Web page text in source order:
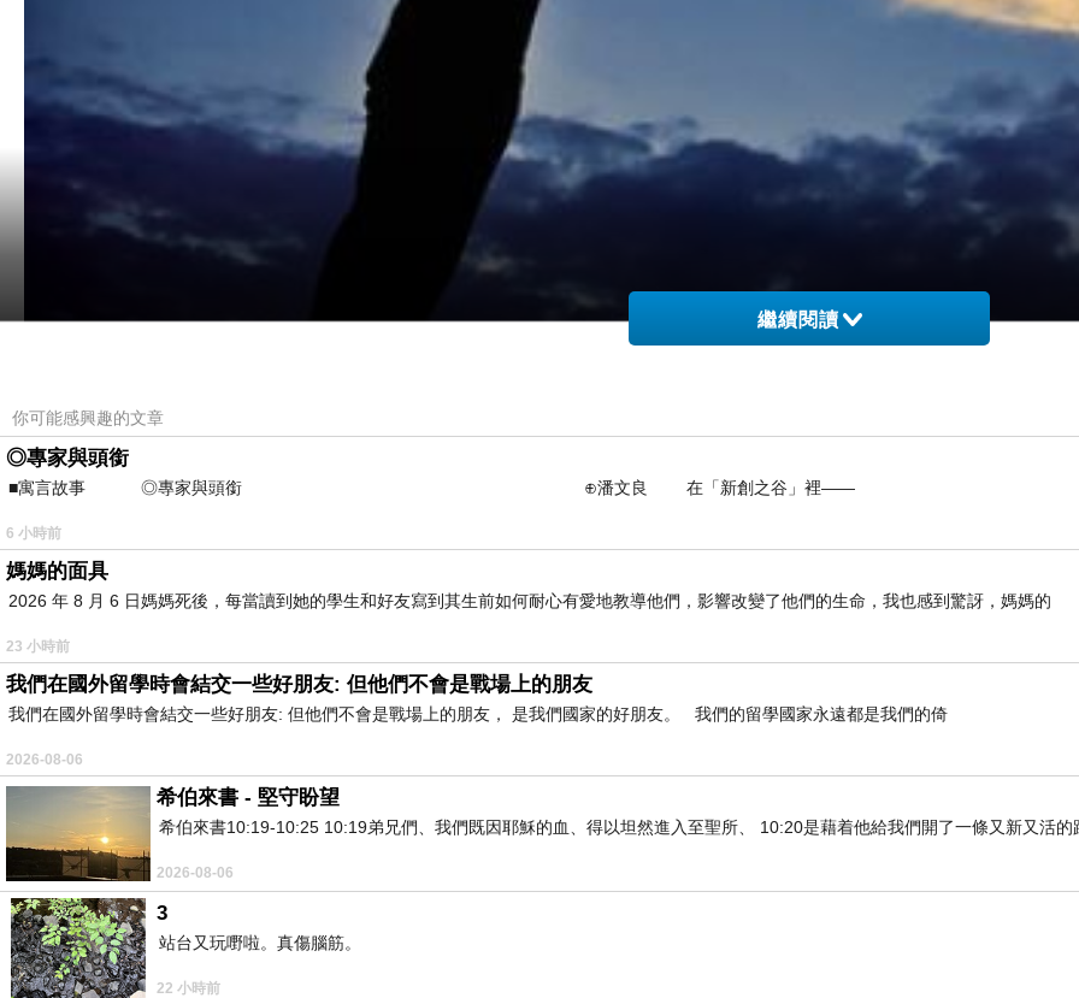
因此，我們知道真正的本事是靠自己關鍵的選擇，其餘則靠運氣，那麼由此來看，「比起順風而行，逆風飛翔才真正值得喝
大相反。
許多人喜歡錦上添花，卻鮮少人雪中送炭，不送炭也就罷了，甚至還扭曲事實，落井下石。一般要判定一件事，不是應該
只選擇他們看到的、相信的。
【努力的人很多，但得到的肯定與讚賞卻大不同】
先說一下，我會寫這篇文章源自於黃仁勳。
一開始我對黃仁勳沒有什麼特別好惡，但知道他是個有為且親民風趣的人，對他印象也不錯。
最近他又來台，我爸看到他一些報導資料，才知道他父母是工程師和老師，尤其媽媽還是當地望族，連家族的姻親也是實力
家，後來父母也一起過去美國。長大後，兄弟倆也開了公司，待公司上軌道穩定了，哥哥便回台開餐廳並就近照顧父母。
很多時候，新聞報導礙於時長篇幅，只能講得很表面，時常在講他回台帶父母吃美食或體驗事物，卻很少提到哥哥。
繼續閱讀
你可能感興趣的文章
◎專家與頭銜
■寓言故事 ◎專家與頭銜 ⊕潘文良 在「新創之谷」裡——
6 小時前
媽媽的面具
2026 年 8 月 6 日媽媽死後，每當讀到她的學生和好友寫到其生前如何耐心有愛地教導他們，影響改變了他們的生命，我也感到驚訝，媽媽的
23 小時前
我們在國外留學時會結交一些好朋友: 但他們不會是戰場上的朋友
我們在國外留學時會結交一些好朋友: 但他們不會是戰場上的朋友， 是我們國家的好朋友。 我們的留學國家永遠都是我們的倚
2026-08-06
希伯來書 - 堅守盼望
希伯來書10:19-10:25 10:19弟兄們、我們既因耶穌的血、得以坦然進入至聖所、 10:20是藉着他給我們開了一條又新又活的
2026-08-06
3
站台又玩嘢啦。真傷腦筋。
22 小時前